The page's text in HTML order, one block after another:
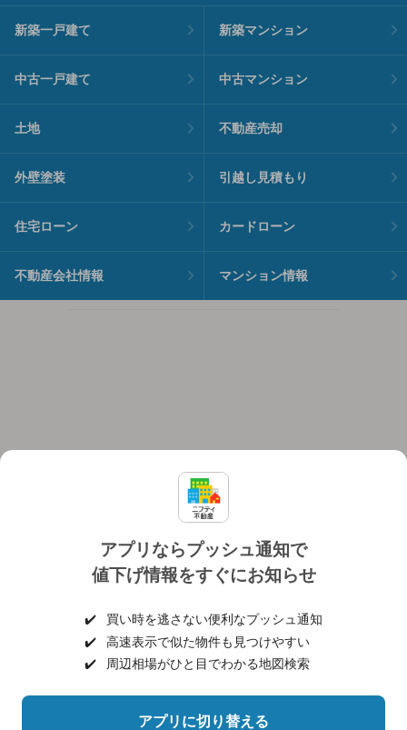
アプリならプッシュ通知で
値下げ情報をすぐにお知らせ
✔️
買い時を逃さない便利なプッシュ通知
✔️
高速表示で似た物件も見つけやすい
✔️
周辺相場がひと目でわかる地図検索
アプリに切り替える
新築一戸建て 新築マンション
中古一戸建て 中古マンション
土地 不動産売却
外壁塗装 引越し見積もり
住宅ローン カードローン
不動産会社情報 マンション情報
個人情報保護ポリシー 利用規約
ヘルプ・お問い合わせ 採用情報